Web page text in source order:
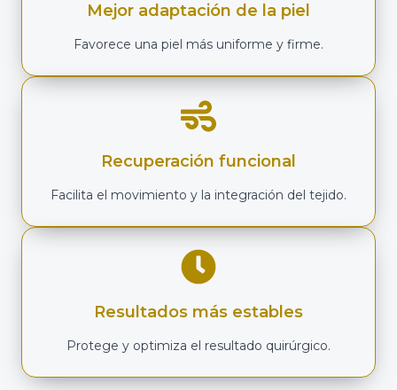
Mejor adaptación de la piel
Favorece una piel más uniforme y firme.
Recuperación funcional
Facilita el movimiento y la integración del tejido.
Resultados más estables
Protege y optimiza el resultado quirúrgico.